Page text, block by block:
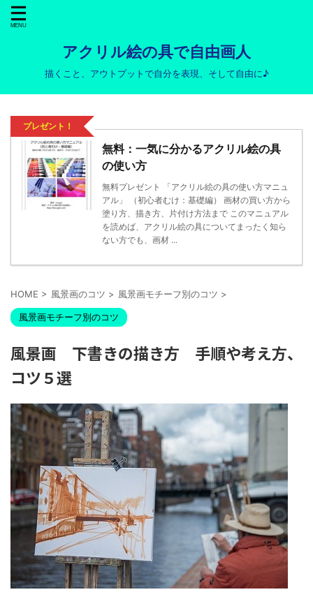
アクリル絵の具で自由画人
描くこと、アウトプットで自分を表現、そして自由に♪
プレゼント！
無料：一気に分かるアクリル絵の具
の使い方
無料プレゼント 「アクリル絵の具の使い方マニュ
アル」 （初心者むけ：基礎編） 画材の買い方から
塗り方、描き方、片付け方法まで このマニュアル
を読めば、アクリル絵の具についてまったく知ら
ない方でも、画材 ...
HOME > 風景画のコツ > 風景画モチーフ別のコツ >
風景画モチーフ別のコツ
風景画 下書きの描き方 手順や考え方、
コツ５選